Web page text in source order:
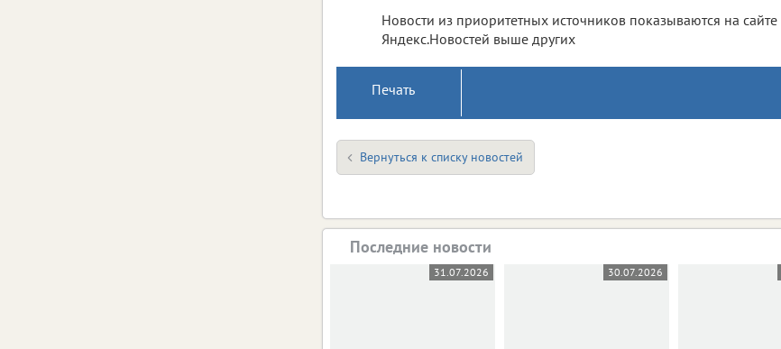
Новости из приоритетных источников показываются на сайте
Яндекс.Новостей выше других
Печать
Вернуться к списку новостей
Последние новости
31.07.2026 30.07.2026